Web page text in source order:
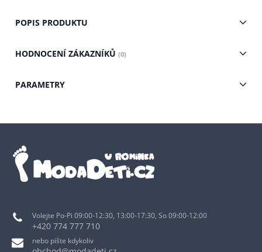
POPIS PRODUKTU
HODNOCENÍ ZÁKAZNÍKŮ (0)
PARAMETRY
Volejte Po-Pi 09:00-12:30, 13:00-17:30, So 09:00-12:00
+420 774 777 710
nebo pište kdykoliv